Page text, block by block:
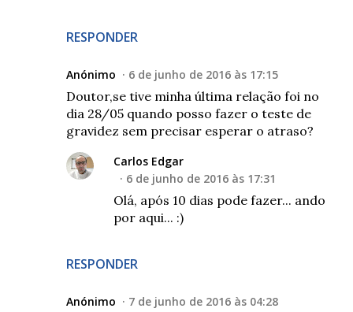
RESPONDER
Anónimo 6 de junho de 2016 às 17:15
Doutor,se tive minha última relação foi no
dia 28/05 quando posso fazer o teste de
gravidez sem precisar esperar o atraso?
RESPONDER
Carlos Edgar
6 de junho de 2016 às 17:31
Olá, após 10 dias pode fazer... ando
por aqui... :)
Anónimo 7 de junho de 2016 às 04:28